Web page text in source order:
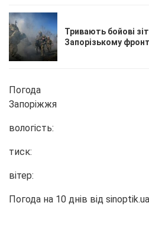
Тривають бойові
Запорізькому
Погода
Запоріжжя
вологість:
тиск:
вітер:
Погода на 10 днів від sinoptik.ua